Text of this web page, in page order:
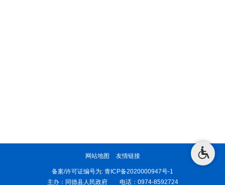
网站地图 友情链接
备案/许可证编号为: 青ICP备2020000947号-1
主办：同德县人民政府 电话：0974-8592724